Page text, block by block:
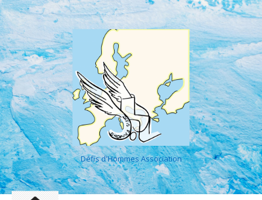
Défis d'Hommes Association